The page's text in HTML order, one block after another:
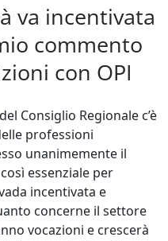
va incentivata
commento
con OPI
Consiglio Regionale c’è
professioni
unanimemente il
essenziale per
incentivata e
concerne il settore
vocazioni e crescerà